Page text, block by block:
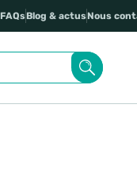
FAQsBlog & actusNous